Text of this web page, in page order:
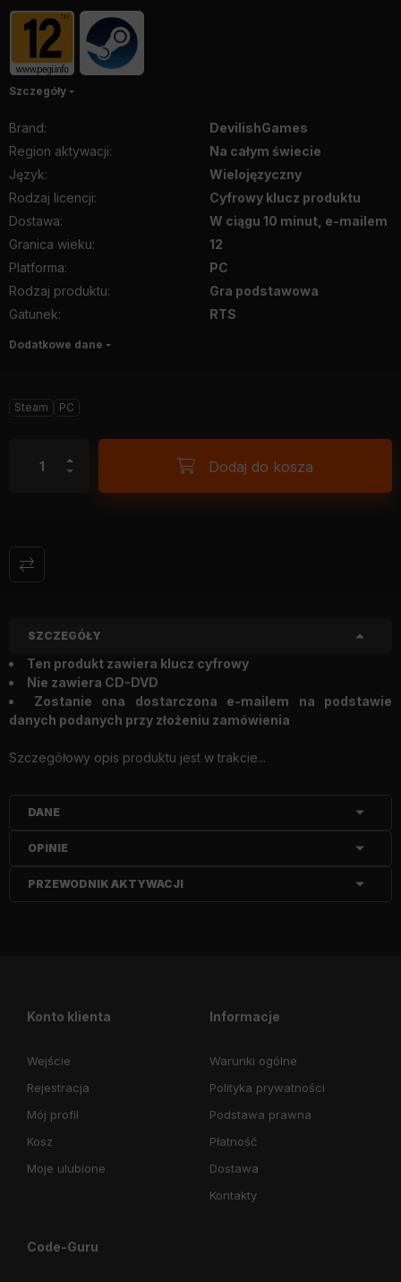
Szczegóły
Brand:
DevilishGames
Region aktywacji:
Na całym świecie
Język:
Wielojęzyczny
Rodzaj licencji:
Cyfrowy klucz produktu
Dostawa:
W ciągu 10 minut, e-mailem
Granica wieku:
12
Platforma:
PC
Rodzaj produktu:
Gra podstawowa
Gatunek: RTS
Dodatkowe dane
Steam PC
Dodaj do kosza
SZCZEGÓŁY
Ten produkt zawiera klucz cyfrowy
Nie zawiera CD-DVD
Zostanie ona dostarczona e-mailem na podstawie
danych podanych przy złożeniu zamówienia
Szczegółowy opis produktu jest w trakcie...
DANE
OPINIE
PRZEWODNIK AKTYWACJI
Konto klienta
Wejście
Rejestracja
Mój profil
Kosz
Moje ulubione
Informacje
Warunki ogólne
Polityka prywatności
Podstawa prawna
Płatność
Dostawa
Kontakty
Code-Guru